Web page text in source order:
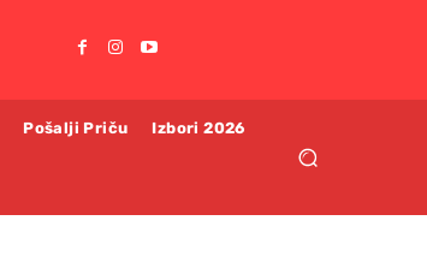
Pošalji Priču Izbori 2026